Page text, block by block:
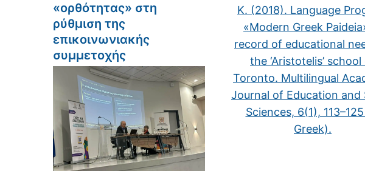
«ορθότητας» στη
ρύθμιση της
επικοινωνιακής
συμμετοχής
K. (2018). Language
«Modern Greek
record of educational
the ‘Aristotelis’ school
Toronto. Multilingual
Journal of Education and
Sciences, 6(1),
Greek).